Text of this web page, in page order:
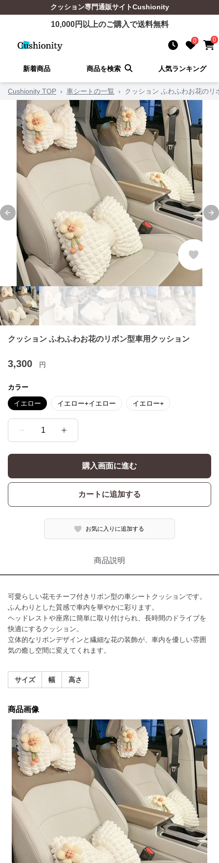
クッション専門通販サイトCushionity
10,000円以上のご購入で送料無料
0 0
新着商品 商品を検索 人気ランキング
Cushionity TOP › 車シートの一覧 › クッション ふわふわお花のリ
Previous slide
クッション ふわふわお花のリボン型車用クッション
3,300 円
カラー
イエロー イエロー+イエロー イエロー+
1
購入画面に進む
カートに追加する
お気に入りに追加する
商品説明
可愛らしい花モチーフ付きリボン型の車シートクッションです。
ふんわりとした質感で車内を華やかに彩ります。
ヘッドレストや座席に簡単に取り付けられ、長時間のドライブを
快適にするクッション。
立体的なリボンデザインと繊細な花の装飾が、車内を優しい雰囲
気の癒し空間に変えてくれます。
サイズ 幅 高さ
商品画像